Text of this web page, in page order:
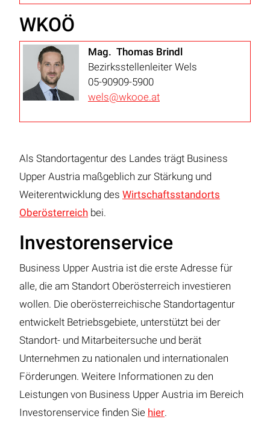
WKOÖ
Mag. Thomas Brindl
Bezirksstellenleiter Wels
05-90909-5900
wels@wkooe.at
Als Standortagentur des Landes trägt Business
Upper Austria maßgeblich zur Stärkung und
Weiterentwicklung des Wirtschaftsstandorts
Oberösterreich bei.
Investorenservice
Business Upper Austria ist die erste Adresse für
alle, die am Standort Oberösterreich investieren
wollen. Die oberösterreichische Standortagentur
entwickelt Betriebsgebiete, unterstützt bei der
Standort- und Mitarbeitersuche und berät
Unternehmen zu nationalen und internationalen
Förderungen. Weitere Informationen zu den
Leistungen von Business Upper Austria im Bereich
Investorenservice finden Sie hier.